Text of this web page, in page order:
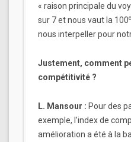
« raison principale du
sur 7 et nous vaut la 100e
nous interpeller pour
Justement, comment
compétitivité ?
L. Mansour : Pour des
exemple, l’index de
amélioration a été à la